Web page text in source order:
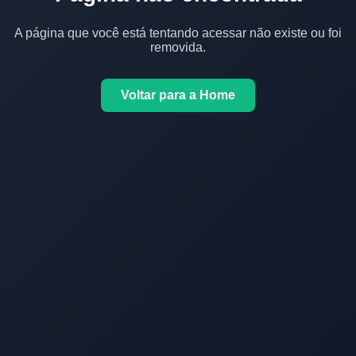
A página que você está tentando acessar não existe ou foi
removida.
Voltar para a Home